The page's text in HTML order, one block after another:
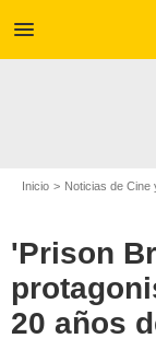
menu
Inicio Noticias de Cine
'Prison
20 años